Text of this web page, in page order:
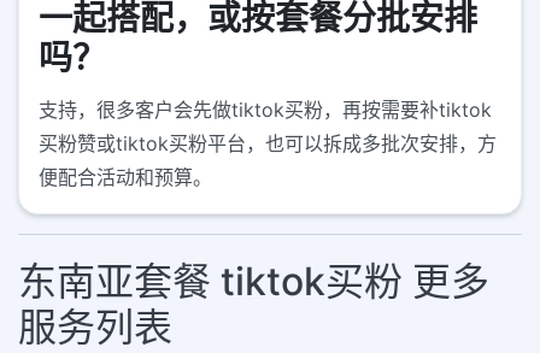
一起搭配，或按套餐分批安排
吗？
支持，很多客户会先做tiktok买粉，再按需要补tiktok
买粉赞或tiktok买粉平台，也可以拆成多批次安排，方
便配合活动和预算。
东南亚套餐 tiktok买粉 更多
服务列表